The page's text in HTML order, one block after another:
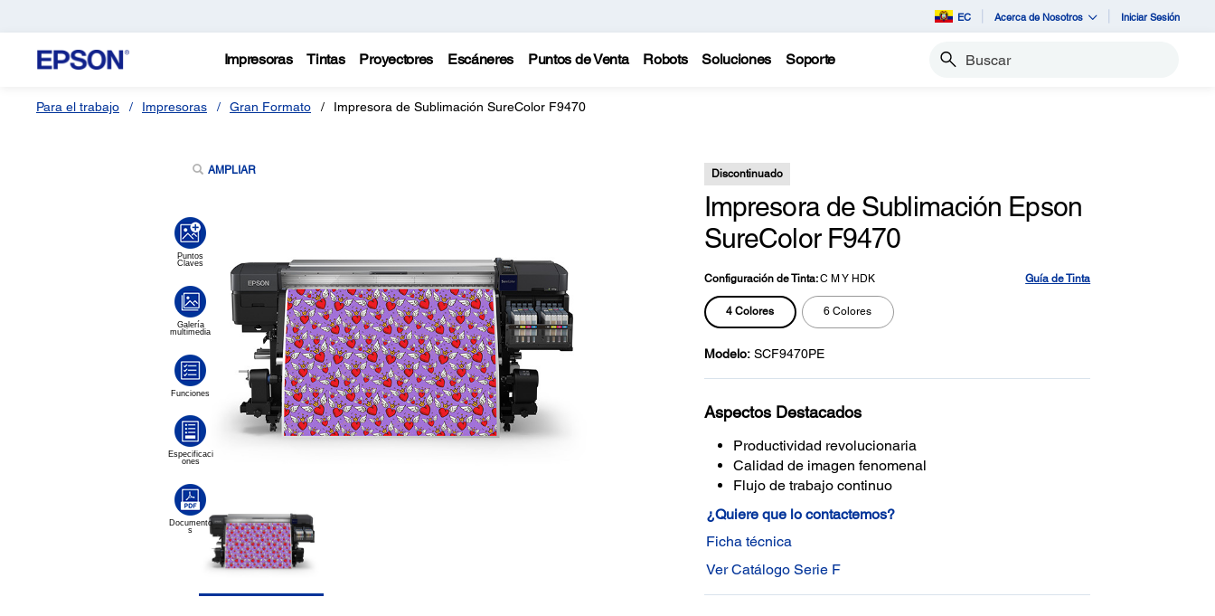
EC Acerca de Nosotros Iniciar Sesión
Impresoras Tintas Proyectores Escáneres Puntos de Venta Robots Soluciones Soporte Buscar
Para el trabajo Impresoras Gran Formato Impresora de Sublimación SureColor F9470
AMPLIAR Discontinuado
Impresora de Sublimación Epson
SureColor F9470
Configuración de Tinta:C M Y HDK Guía de Tinta
4 Colores 6 Colores
Modelo: SCF9470PE
Aspectos Destacados
Productividad revolucionaria
Calidad de imagen fenomenal
Flujo de trabajo continuo
¿Quiere que lo contactemos?
Ficha técnica
Ver Catálogo Serie F